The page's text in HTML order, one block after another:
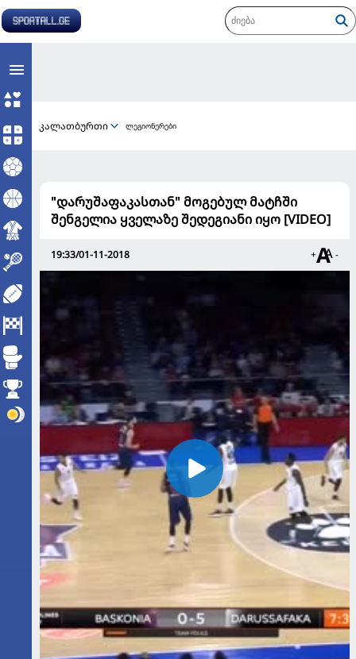
კალათბურთი ლეგიონერები
"დარუშაფაკასთან" მოგებულ მატჩში
შენგელია ყველაზე შედეგიანი იყო [VIDEO]
19:33/01-11-2018 + -